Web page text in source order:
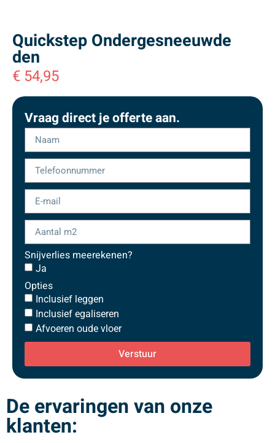
Quickstep Ondergesneeuwde
den
€ 54,95
Vraag direct je offerte aan.
Snijverlies meerekenen?
Ja
Opties
Inclusief leggen
Inclusief egaliseren
Afvoeren oude vloer
Verstuur
De ervaringen van onze
klanten: